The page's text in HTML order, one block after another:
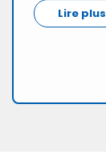
Lire plus